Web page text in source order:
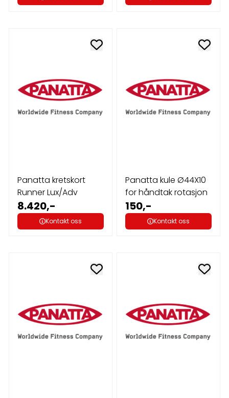
Panatta kretskort
Runner Lux/Adv
8.420,-
Kontakt oss
Panatta kule Ø44X10
for håndtak rotasjon
150,-
Kontakt oss